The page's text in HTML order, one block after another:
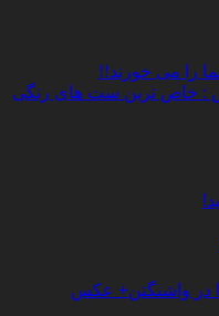
را می خورند!!
: خاص ترین ست های رنگی